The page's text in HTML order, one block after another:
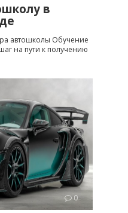
в
автошколы Обучение
на пути к получению
0